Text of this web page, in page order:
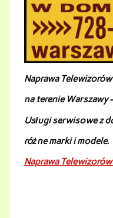
Naprawa Telewizorów
na terenie Warszawy
Usługi serwisowe z
różne marki i modele.
Naprawa